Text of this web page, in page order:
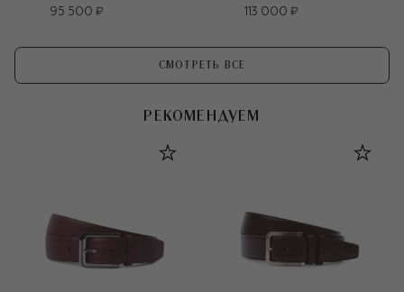
95 500 ₽
113 000 ₽
СМОТРЕТЬ ВСЕ
РЕКОМЕНДУЕМ